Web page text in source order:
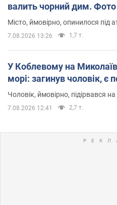
валить чорний дим. Фото
Місто, ймовірно, опинилося під
7.08.2026 13:26 1,7 т.
У Коблевому на
морі: загинув чоловік, є
Чоловік, ймовірно, підірвався на
7.08.2026 12:41 2,7 т.